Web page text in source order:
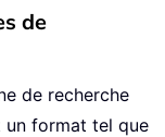
de
de recherche
un format tel que